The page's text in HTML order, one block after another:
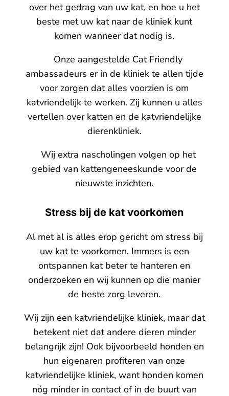
over het gedrag van uw kat, en hoe u het
beste met uw kat naar de kliniek kunt
komen wanneer dat nodig is.
Onze aangestelde Cat Friendly
ambassadeurs er in de kliniek te allen tijde
voor zorgen dat alles voorzien is om
katvriendelijk te werken. Zij kunnen u alles
vertellen over katten en de katvriendelijke
dierenkliniek.
Wij extra nascholingen volgen op het
gebied van kattengeneeskunde voor de
nieuwste inzichten.
Stress bij de kat voorkomen
Al met al is alles erop gericht om stress bij
uw kat te voorkomen. Immers is een
ontspannen kat beter te hanteren en
onderzoeken en wij kunnen op die manier
de beste zorg leveren.
Wij zijn een katvriendelijke kliniek, maar dat
betekent niet dat andere dieren minder
belangrijk zijn! Ook bijvoorbeeld honden en
hun eigenaren profiteren van onze
katvriendelijke kliniek, want honden komen
nóg minder in contact of in de buurt van